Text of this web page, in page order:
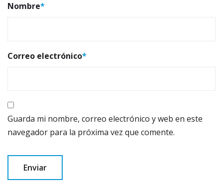
Nombre*
Correo electrónico*
Guarda mi nombre, correo electrónico y web en este
navegador para la próxima vez que comente.